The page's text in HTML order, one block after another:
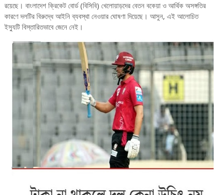
রয়েছে। বাংলাদেশ ক্রিকেট বোর্ড (বিসিবি) খেলোয়াড়দের বেতন বকেয়া ও আর্থিক অসঙ্গতির
কারণে দলটির বিরুদ্ধে আইনি ব্যবস্থা নেওয়ার ঘোষণা দিয়েছে। আসুন, এই আলোচিত
ইস্যুটি বিস্তারিতভাবে জেনে নেই।